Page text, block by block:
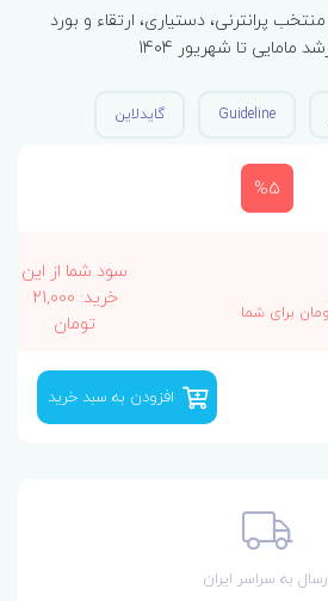
پرانترنی، دستیاری، ارتقاء و بورد
تا شهریور 1404
Guideline گایدلاین
%5
برای شما
سود شما از این
خرید: 21,000
تومان
افزودن به سبد خرید
به سراسر ایران